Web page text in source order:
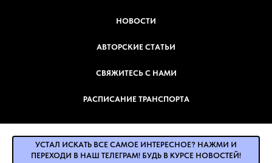
НОВОСТИ
АВТОРСКИЕ СТАТЬИ
СВЯЖИТЕСЬ С НАМИ
РАСПИСАНИЕ ТРАНСПОРТА
УСТАЛ ИСКАТЬ ВСЕ САМОЕ ИНТЕРЕСНОЕ? НАЖМИ И
ПЕРЕХОДИ В НАШ ТЕЛЕГРАМ! БУДЬ В КУРСЕ НОВОСТЕЙ!